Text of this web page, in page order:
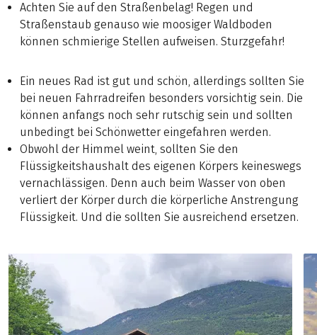
Achten Sie auf den Straßenbelag! Regen und
Straßenstaub genauso wie moosiger Waldboden
können schmierige Stellen aufweisen. Sturzgefahr!
Ein neues Rad ist gut und schön, allerdings sollten Sie
bei neuen Fahrradreifen besonders vorsichtig sein. Die
können anfangs noch sehr rutschig sein und sollten
unbedingt bei Schönwetter eingefahren werden.
Obwohl der Himmel weint, sollten Sie den
Flüssigkeitshaushalt des eigenen Körpers keineswegs
vernachlässigen. Denn auch beim Wasser von oben
verliert der Körper durch die körperliche Anstrengung
Flüssigkeit. Und die sollten Sie ausreichend ersetzen.